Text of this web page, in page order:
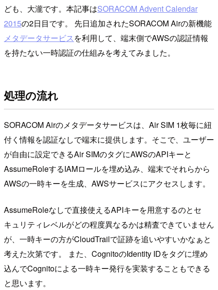
ども、大瀧です。本記事はSORACOM Advent Calendar
2015の2日目です。 先日追加されたSORACOM Airの新機能
メタデータサービス を利用して、端末側でAWSの認証情報
を持たない一時認証の仕組みを考えてみました。
処理の流れ
SORACOM Airのメタデータサービスは、Air SIM 1枚毎に紐
付く情報を認証なしで端末に提供します。そこで、ユーザー
が自由に設定できるAir SIMのタグにAWSのAPIキーと
AssumeRoleするIAMロールを埋め込み、端末でそれらから
AWSの一時キーを生成、AWSサービスにアクセスします。
AssumeRoleなしで直接使えるAPIキーを用意するのとセ
キュリティレベルがどの程度異なるかは精査できていません
が、一時キーの方がCloudTrailで証跡を追いやすいかなぁと
考えた次第です。 また、CognitoのIdentity IDをタグに埋め
込んでCognitoによる一時キー発行を実装することもできる
と思います。